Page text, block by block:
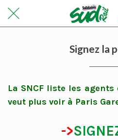
Signez la
La SNCF liste les
veut plus voir à Paris
->